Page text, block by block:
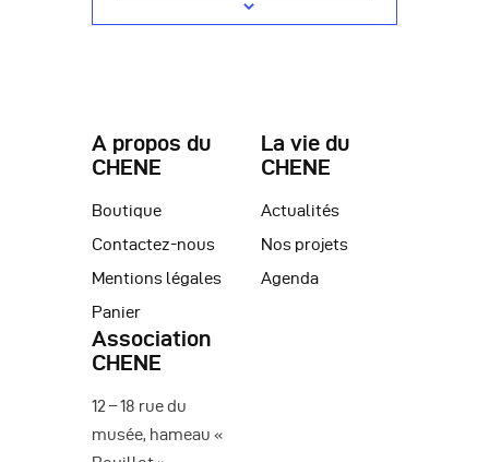
A propos du
CHENE
Boutique
Contactez-nous
Mentions légales
Panier
La vie du
CHENE
Actualités
Nos projets
Agenda
Association
CHENE
12 – 18 rue du
musée, hameau «